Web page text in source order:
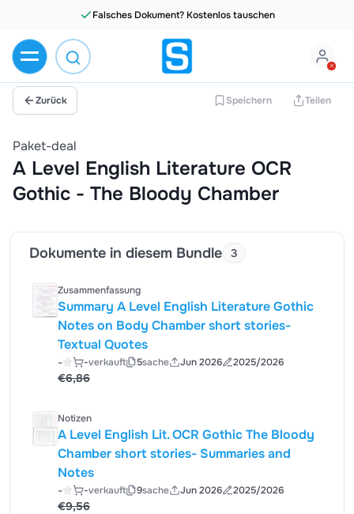
Falsches Dokument? Kostenlos tauschen
Zurück Speichern Teilen
Paket-deal
A Level English Literature OCR
Gothic - The Bloody Chamber
Dokumente in diesem Bundle 3
Zusammenfassung
Summary A Level English Literature Gothic
Notes on Body Chamber short stories-
Textual Quotes
- -verkauft 5sache Jun 2026 2025/2026
€6,86
Notizen
A Level English Lit. OCR Gothic The Bloody
Chamber short stories- Summaries and
Notes
- -verkauft 9sache Jun 2026 2025/2026
€9,56